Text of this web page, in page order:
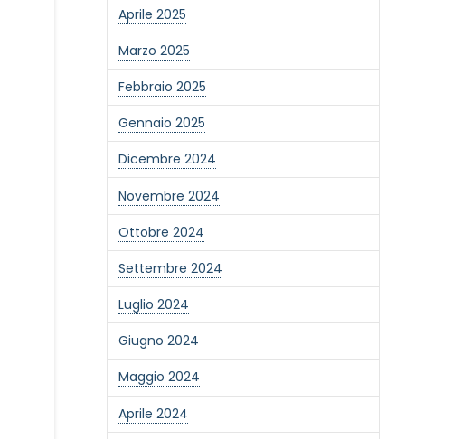
Aprile 2025
Marzo 2025
Febbraio 2025
Gennaio 2025
Dicembre 2024
Novembre 2024
Ottobre 2024
Settembre 2024
Luglio 2024
Giugno 2024
Maggio 2024
Aprile 2024